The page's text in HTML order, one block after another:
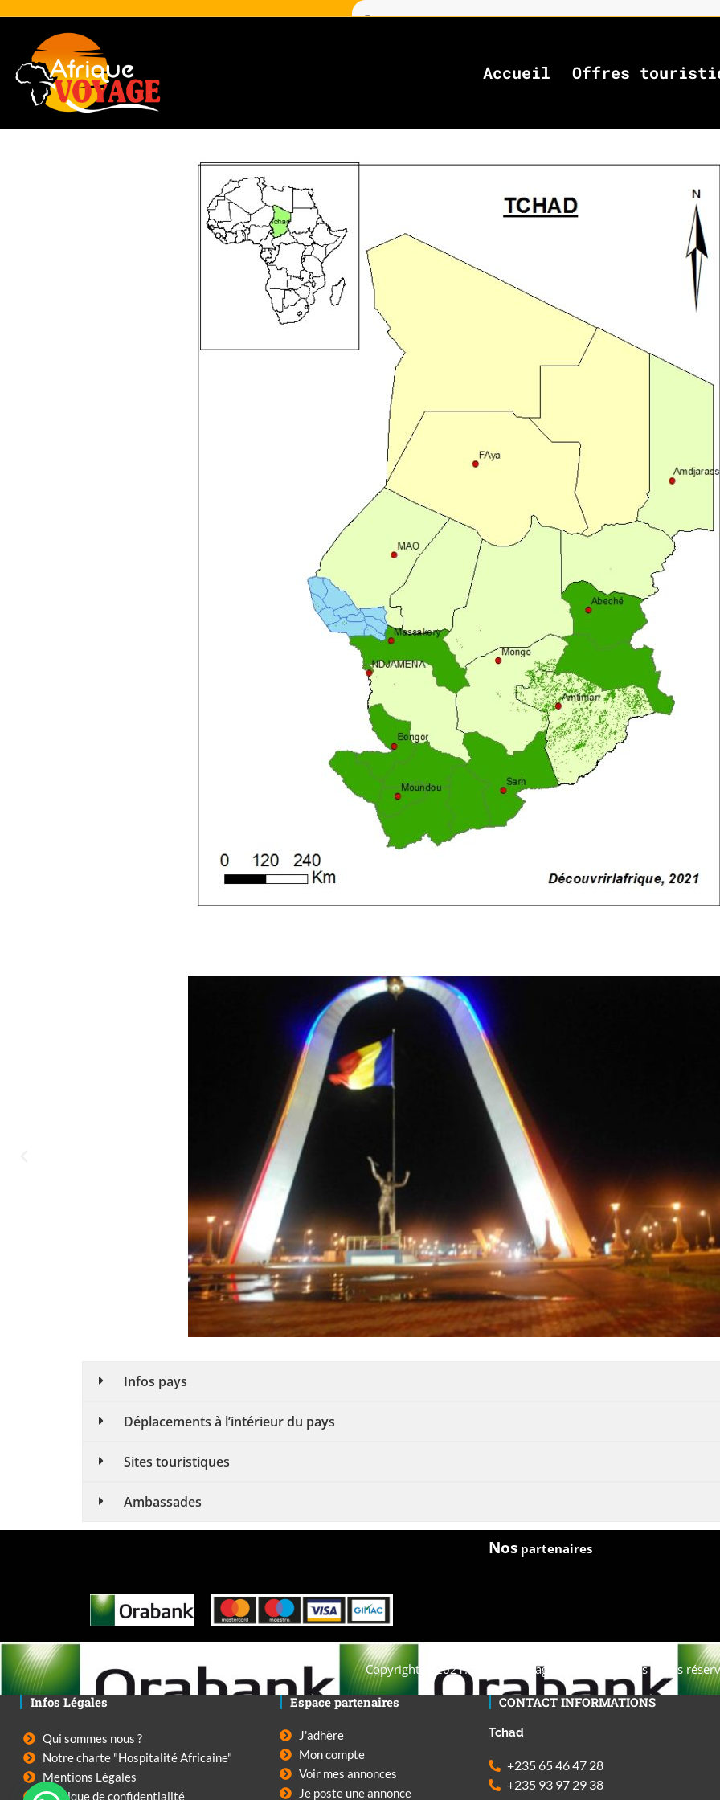
Accueil Offres
Infos pays
Déplacements à l’intérieur du pays
Sites touristiques
Ambassades
Nospartenaires
Copyright © 2021. Afrique-voyage-découverte tous droits
Infos Légales
Qui sommes nous ?
Notre charte "Hospitalité Africaine"
Mentions Légales
Politique de confidentialité
Espace partenaires
J'adhère
Mon compte
Voir mes annonces
Je poste une annonce
CONTACT INFORMATIONS
Tchad
+235 65 46 47 28
+235 93 97 29 38